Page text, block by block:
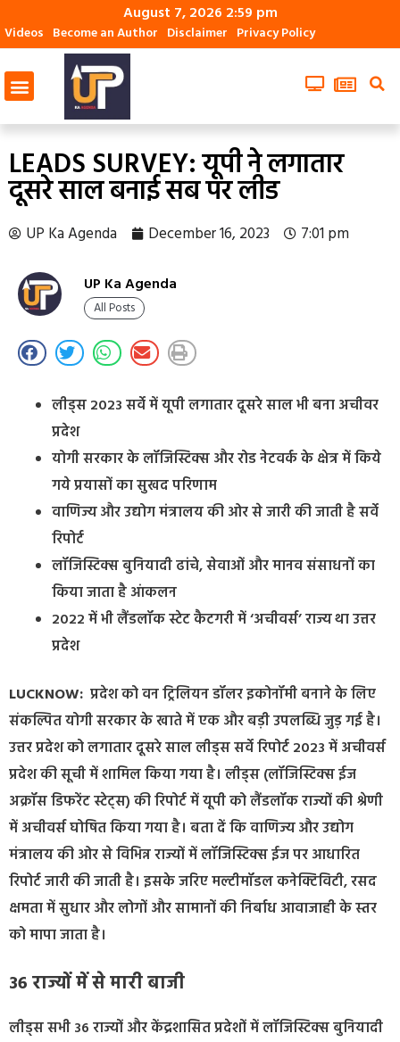
August 7, 2026 2:59 pm
Videos Become an Author Disclaimer Privacy Policy
LEADS SURVEY: यूपी ने लगातार
दूसरे साल बनाई सब पर लीड
UP Ka Agenda December 16, 2023 7:01 pm
UP Ka Agenda
All Posts
लीड्स 2023 सर्वे में यूपी लगातार दूसरे साल भी बना अचीवर
प्रदेश
योगी सरकार के लॉजिस्टिक्स और रोड नेटवर्क के क्षेत्र में किये
गये प्रयासों का सुखद परिणाम
वाणिज्य और उद्योग मंत्रालय की ओर से जारी की जाती है सर्वे
रिपोर्ट
लॉजिस्टिक्स बुनियादी ढांचे, सेवाओं और मानव संसाधनों का
किया जाता है आंकलन
2022 में भी लैंडलॉक स्टेट कैटगरी में ‘अचीवर्स’ राज्य था उत्तर
प्रदेश
LUCKNOW: प्रदेश को वन ट्रिलियन डॉलर इकोनॉमी बनाने के लिए
संकल्पित योगी सरकार के खाते में एक और बड़ी उपलब्धि जुड़ गई है।
उत्तर प्रदेश को लगातार दूसरे साल लीड्स सर्वे रिपोर्ट 2023 में अचीवर्स
प्रदेश की सूची में शामिल किया गया है। लीड्स (लॉजिस्टिक्स ईज
अक्रॉस डिफरेंट स्टेट्स) की रिपोर्ट में यूपी को लैंडलॉक राज्यों की श्रेणी
में अचीवर्स घोषित किया गया है। बता दें कि वाणिज्य और उद्योग
मंत्रालय की ओर से विभिन्न राज्यों में लॉजिस्टिक्स ईज पर आधारित
रिपोर्ट जारी की जाती है। इसके जरिए मल्टीमॉडल कनेक्टिविटी, रसद
क्षमता में सुधार और लोगों और सामानों की निर्बाध आवाजाही के स्तर
को मापा जाता है।
36 राज्यों में से मारी बाजी
लीड्स सभी 36 राज्यों और केंद्रशासित प्रदेशों में लॉजिस्टिक्स बुनियादी